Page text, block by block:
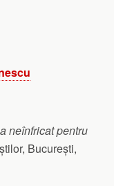
neînfricat pentru
București,